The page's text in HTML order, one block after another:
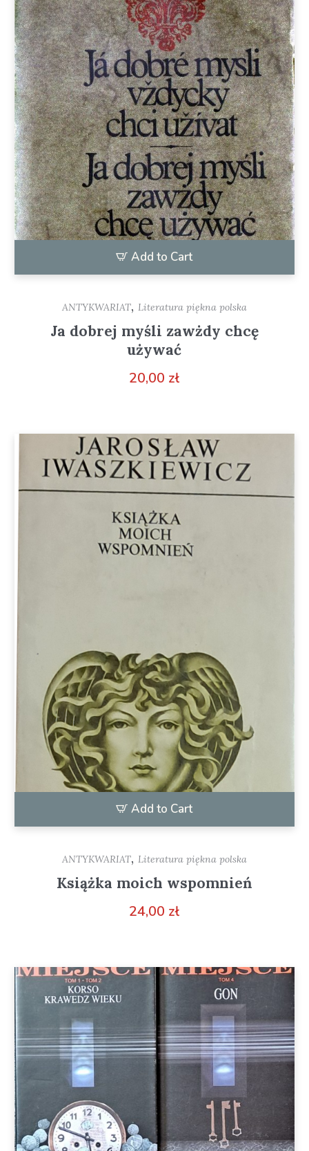
Add to Cart
ANTYKWARIAT, Literatura piękna polska
Ja dobrej myśli zawżdy chcę
używać
20,00 zł
Add to Cart
ANTYKWARIAT, Literatura piękna polska
Książka moich wspomnień
24,00 zł